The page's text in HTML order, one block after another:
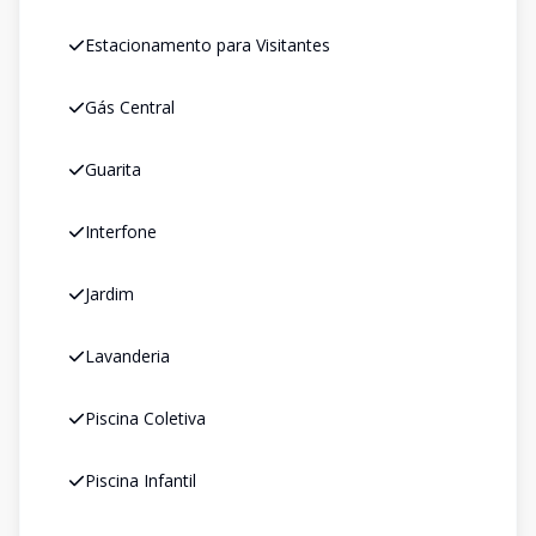
Estacionamento para Visitantes
Gás Central
Guarita
Interfone
Jardim
Lavanderia
Piscina Coletiva
Piscina Infantil